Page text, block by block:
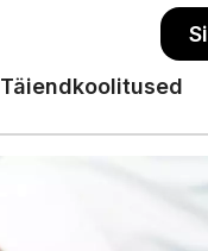
Täiendkoolitused